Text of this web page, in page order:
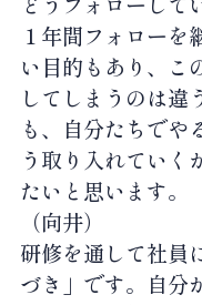
１年間フォローを
い目的もあり、こ
してしまうのは違
も、自分たちでや
う取り入れていく
たいと思います。
（向井）
研修を通して社員
づき」です。自分